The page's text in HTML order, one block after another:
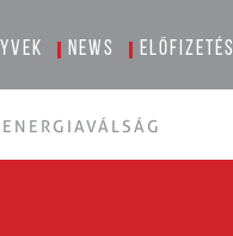
News Előfizetés
ENERGIAVÁLSÁG